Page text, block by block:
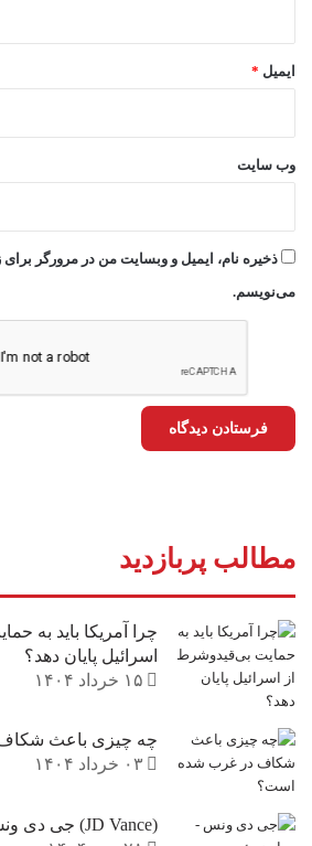
ایمیل *
وب‌ سایت
ذخیره نام، ایمیل و وبسایت من در مرورگر برای
می‌نویسم.
مطالب پربازدید
چرا آمریکا باید به
اسرائیل پایان دهد؟
۱۵ خرداد ۱۴۰۴
چه چیزی باعث
۰۳ خرداد ۱۴۰۴
(JD Vance) جی دی ونس